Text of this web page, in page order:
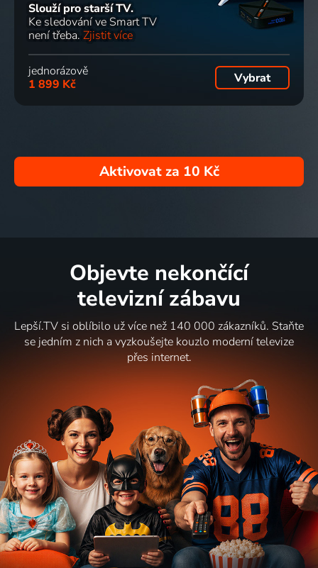
Slouží pro starší TV.
Ke sledování ve Smart TV
není třeba. Zjistit více
jednorázově
1 899 Kč
Vybrat
Aktivovat za 10 Kč
Objevte nekončící
televizní zábavu
Lepší.TV si oblíbilo už více než 140 000 zákazníků. Staňte
se jedním z nich a vyzkoušejte kouzlo moderní televize
přes internet.